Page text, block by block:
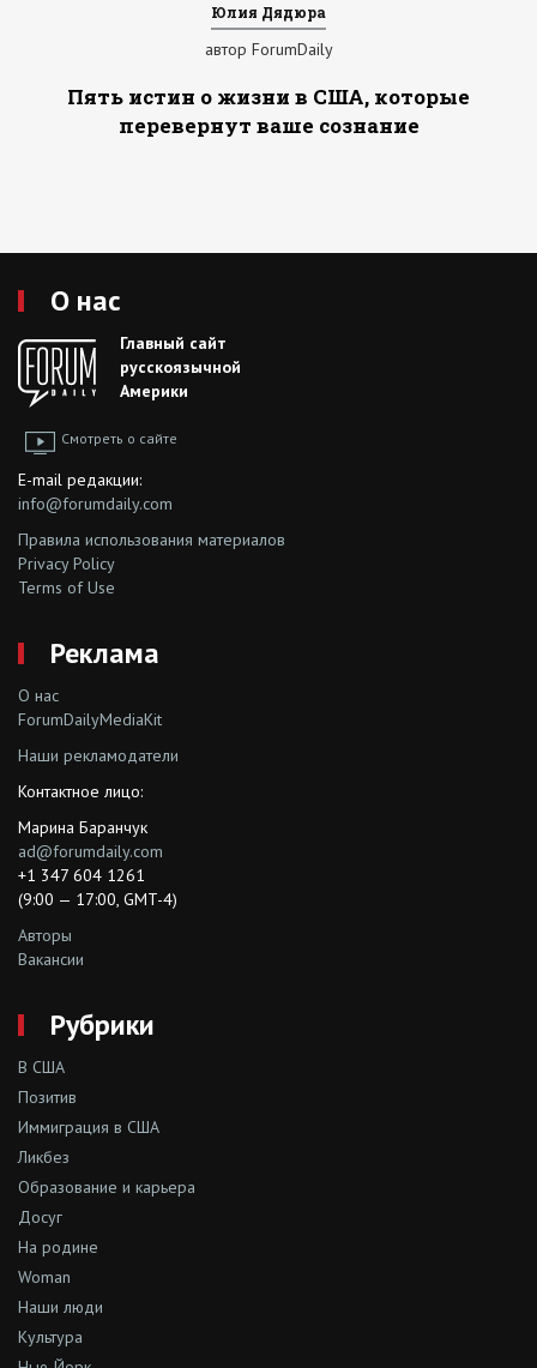
Юлия Дядюра
автор ForumDaily
Пять истин о жизни в США, которые
перевернут ваше сознание
О нас
Главный сайт
русскоязычной
Америки
Смотреть о сайте
E-mail редакции:
info@forumdaily.com
Правила использования материалов
Privacy Policy
Terms of Use
Реклама
О нас
ForumDailyMediaKit
Наши рекламодатели
Контактное лицо:
Марина Баранчук
ad@forumdaily.com
+1 347 604 1261
(9:00 — 17:00, GMT-4)
Авторы
Вакансии
Рубрики
В США
Позитив
Иммиграция в США
Ликбез
Образование и карьера
Досуг
На родине
Woman
Наши люди
Культура